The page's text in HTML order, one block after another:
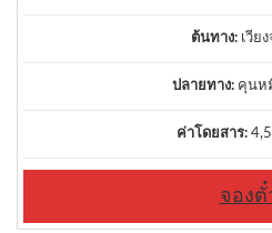
ต้นทาง: เวีย
ปลายทาง: คุนห
ค่าโดยสาร:
จองตั๋